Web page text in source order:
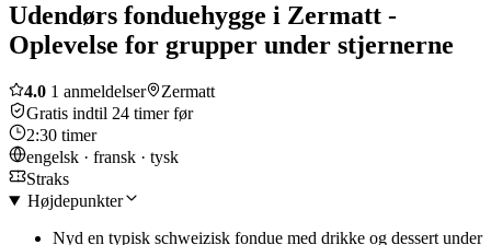
Udendørs fonduehygge i Zermatt -
Oplevelse for grupper under stjernerne
4.0 1 anmeldelser
Zermatt
Gratis indtil 24 timer før
2:30 timer
engelsk · fransk · tysk
Straks
Højdepunkter
Nyd en typisk schweizisk fondue med drikke og dessert under